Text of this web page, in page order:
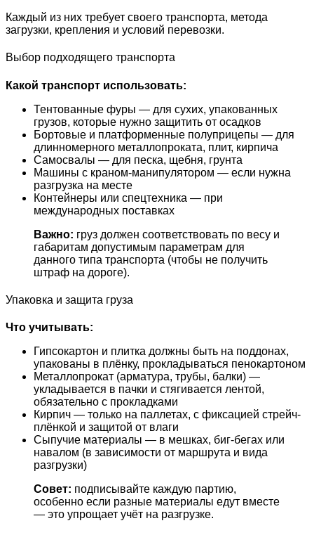
Каждый из них требует своего транспорта, метода
загрузки, крепления и условий перевозки.
Выбор подходящего транспорта
Какой транспорт использовать:
Тентованные фуры — для сухих, упакованных
грузов, которые нужно защитить от осадков
Бортовые и платформенные полуприцепы — для
длинномерного металлопроката, плит, кирпича
Самосвалы — для песка, щебня, грунта
Машины с краном-манипулятором — если нужна
разгрузка на месте
Контейнеры или спецтехника — при
международных поставках
Важно: груз должен соответствовать по весу и
габаритам допустимым параметрам для
данного типа транспорта (чтобы не получить
штраф на дороге).
Упаковка и защита груза
Что учитывать:
Гипсокартон и плитка должны быть на поддонах,
упакованы в плёнку, прокладываться пенокартоном
Металлопрокат (арматура, трубы, балки) —
укладывается в пачки и стягивается лентой,
обязательно с прокладками
Кирпич — только на паллетах, с фиксацией стрейч-
плёнкой и защитой от влаги
Сыпучие материалы — в мешках, биг-бегах или
навалом (в зависимости от маршрута и вида
разгрузки)
Совет: подписывайте каждую партию,
особенно если разные материалы едут вместе
— это упрощает учёт на разгрузке.